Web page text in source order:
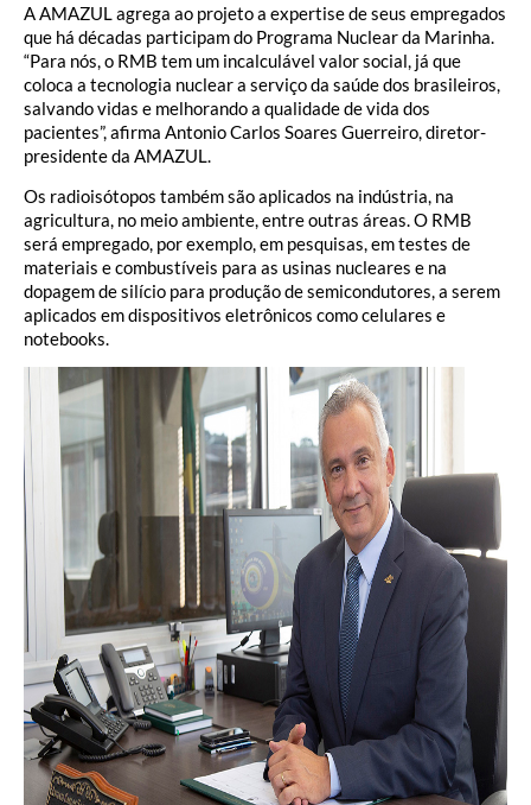
A AMAZUL agrega ao projeto a expertise de seus empregados
que há décadas participam do Programa Nuclear da Marinha.
“Para nós, o RMB tem um incalculável valor social, já que
coloca a tecnologia nuclear a serviço da saúde dos brasileiros,
salvando vidas e melhorando a qualidade de vida dos
pacientes”, afirma Antonio Carlos Soares Guerreiro, diretor-
presidente da AMAZUL.
Os radioisótopos também são aplicados na indústria, na
agricultura, no meio ambiente, entre outras áreas. O RMB
será empregado, por exemplo, em pesquisas, em testes de
materiais e combustíveis para as usinas nucleares e na
dopagem de silício para produção de semicondutores, a serem
aplicados em dispositivos eletrônicos como celulares e
notebooks.